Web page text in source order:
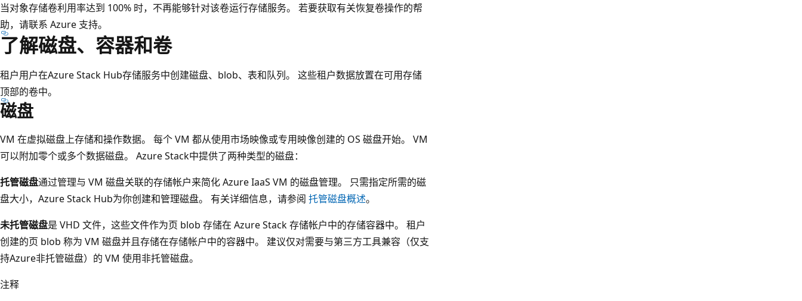
当对象存储卷利用率达到 100% 时，不再能够针对该卷运行存储服务。 若要获取有关恢复卷操作的帮
助，请联系 Azure 支持。
了解磁盘、容器和卷
租户用户在Azure Stack Hub存储服务中创建磁盘、blob、表和队列。 这些租户数据放置在可用存储
顶部的卷中。
磁盘
VM 在虚拟磁盘上存储和操作数据。 每个 VM 都从使用市场映像或专用映像创建的 OS 磁盘开始。 VM
可以附加零个或多个数据磁盘。 Azure Stack中提供了两种类型的磁盘：
托管磁盘通过管理与 VM 磁盘关联的存储帐户来简化 Azure IaaS VM 的磁盘管理。 只需指定所需的磁
盘大小，Azure Stack Hub为你创建和管理磁盘。 有关详细信息，请参阅 托管磁盘概述。
未托管磁盘是 VHD 文件，这些文件作为页 blob 存储在 Azure Stack 存储帐户中的存储容器中。 租户
创建的页 blob 称为 VM 磁盘并且存储在存储帐户中的容器中。 建议仅对需要与第三方工具兼容（仅支
持Azure非托管磁盘）的 VM 使用非托管磁盘。
注释